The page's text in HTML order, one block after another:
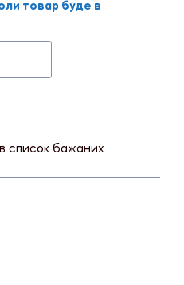
товар буде в
список бажаних